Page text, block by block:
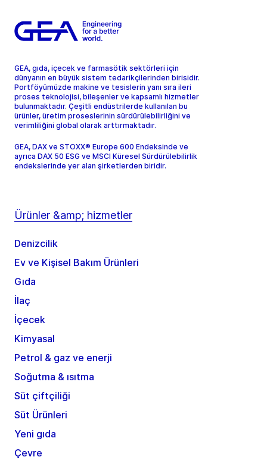
GEA, gıda, içecek ve farmasötik sektörleri için
dünyanın en büyük sistem tedarikçilerinden birisidir.
Portföyümüzde makine ve tesislerin yanı sıra ileri
proses teknolojisi, bileşenler ve kapsamlı hizmetler
bulunmaktadır. Çeşitli endüstrilerde kullanılan bu
ürünler, üretim proseslerinin sürdürülebilirliğini ve
verimliliğini global olarak arttırmaktadır.
GEA, DAX ve STOXX® Europe 600 Endeksinde ve
ayrıca DAX 50 ESG ve MSCI Küresel Sürdürülebilirlik
endekslerinde yer alan şirketlerden biridir.
Ürünler &amp; hizmetler
Denizcilik
Ev ve Kişisel Bakım Ürünleri
Gıda
İlaç
İçecek
Kimyasal
Petrol & gaz ve enerji
Soğutma & ısıtma
Süt çiftçiliği
Süt Ürünleri
Yeni gıda
Çevre